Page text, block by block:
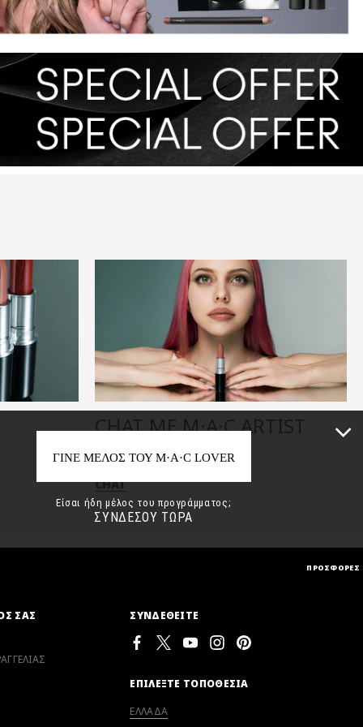
CHAT ΜΕ M·A·C ARTIST
CHAT
ΓΙΝΕ ΜΕΛΟΣ ΤΟΥ M·A·C LOVER
Είσαι ήδη μέλος του προγράμματος;
ΣΥΝΔΕΣΟΥ ΤΩΡΑ
ΠΡΟΣΦΟΡΕΣ
ΣΑΣ ΣΥΝΔΕΘΕΙΤΕ
ΕΠΙΛΕΞΤΕ ΤΟΠΟΘΕΣΙΑ
ΕΛΛΑΔΑ